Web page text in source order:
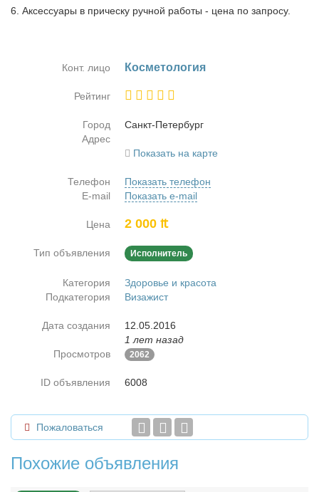
6. Аксессуары в прическу ручной работы - цена по запросу.
Конт. лицо Кос­ме­то­ло­гия
Рейтинг
Город
Санкт-Пе­тер­бург
Адрес
Показать на карте
Телефон
Показать телефон
E-mail
Показать e-mail
Цена 2 000 ₶
Тип объявления Исполнитель
Категория
Здоровье и красота
Подкатегория
Визажист
Дата создания
12.05.2016
1 лет назад
Просмотров
2062
ID объявления 6008
Пожаловаться
Похожие объявления